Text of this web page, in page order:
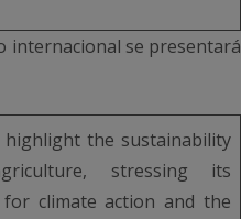
internacional se presentará
highlight the sustainability
stressing its
climate action and the